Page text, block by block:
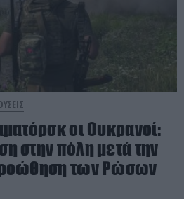
οι Ουκρανοί:
στην πόλη μετά την
των Ρώσων